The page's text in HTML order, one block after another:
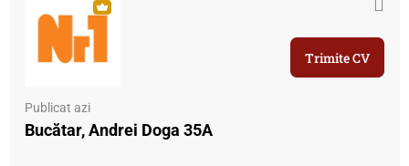
Publicat azi
Bucătar, Andrei Doga 35A
Trimite CV